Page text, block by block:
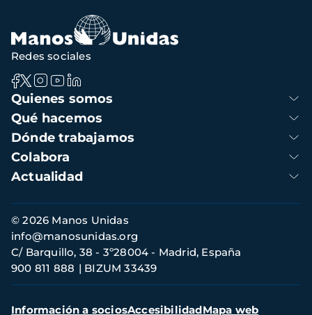
Navegación
principal
Quienes somos
Qué hacemos
Dónde trabajamos
Colabora
Actualidad
Redes sociales
Información
de
contacto
© 2026 Manos Unidas
C/ Barquillo, 38 - 3º28004 - Madrid, España
900 811 888
BIZUM 33439
info@manosunidas.org
Menú
Información a sociosAccesibilidadMapa web